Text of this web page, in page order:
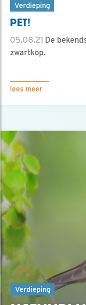
Verdieping
PET!
05.08.21 De
zwartkop.
lees meer
Verdieping